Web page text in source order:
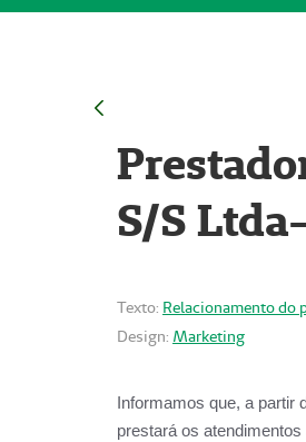
S/S
Texto: Relacionamento do
Design: Marketing
Informamos que, a partir
prestará os